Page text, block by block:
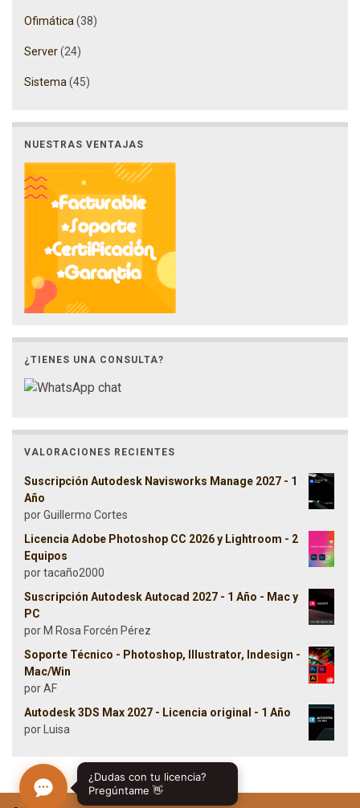
Ofimática (38)
Server(24)
Sistema (45)
NUESTRAS VENTAJAS
¿TIENES UNA CONSULTA?
VALORACIONES RECIENTES
Suscripción Autodesk Navisworks Manage 2027 - 1
Año
por Guillermo Cortes
Licencia Adobe Photoshop CC 2026 y Lightroom - 2
Equipos
por tacaño2000
Suscripción Autodesk Autocad 2027 - 1 Año - Mac y
PC
por M Rosa Forcén Pérez
Soporte Técnico - Photoshop, Illustrator, Indesign -
Mac/Win
por AF
Autodesk 3DS Max 2027 - Licencia original - 1 Año
por Luisa
¿Dudas con tu licencia?
Pregúntame 👋